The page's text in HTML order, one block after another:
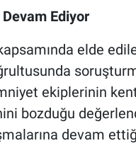
Ediyor
elde
ekiplerinin
bozduğu
devam